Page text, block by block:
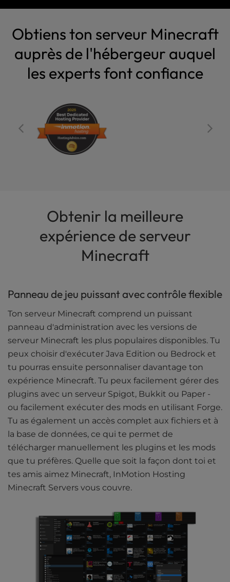
Obtiens ton serveur Minecraft
auprès de l'hébergeur auquel
les experts font confiance
Obtenir la meilleure
expérience de serveur
Minecraft
Panneau de jeu puissant avec contrôle flexible
Ton serveur Minecraft comprend un puissant
panneau d'administration avec les versions de
serveur Minecraft les plus populaires disponibles. Tu
peux choisir d'exécuter Java Edition ou Bedrock et
tu pourras ensuite personnaliser davantage ton
expérience Minecraft. Tu peux facilement gérer des
plugins avec un serveur Spigot, Bukkit ou Paper -
ou facilement exécuter des mods en utilisant Forge.
Tu as également un accès complet aux fichiers et à
la base de données, ce qui te permet de
télécharger manuellement les plugins et les mods
que tu préfères. Quelle que soit la façon dont toi et
tes amis aimez Minecraft, InMotion Hosting
Minecraft Servers vous couvre.